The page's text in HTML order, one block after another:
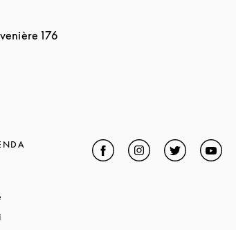
176
Tab
Opens in New Tab
Facebook
Link Opens in New Tab
Instagram
Link Opens in
TwitterLinkYouTube